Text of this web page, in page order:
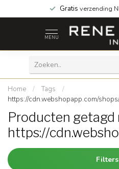
Gratis verzending
MENU
Home / Tags
/
https://cdn.webshopapp.com/
Producten getagd
https://
Filters